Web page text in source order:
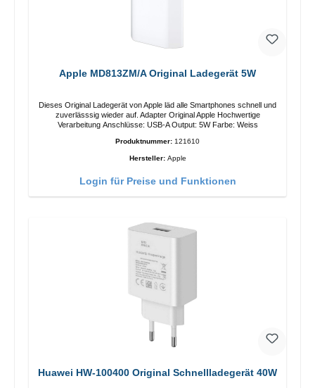
Apple MD813ZM/A Original Ladegerät 5W
Dieses Original Ladegerät von Apple läd alle Smartphones schnell und
zuverlässsig wieder auf. Adapter Original Apple Hochwertige
Verarbeitung Anschlüsse: USB-A Output: 5W Farbe: Weiss
Produktnummer: 121610
Hersteller: Apple
Login für Preise und Funktionen
Huawei HW-100400 Original Schnellladegerät 40W